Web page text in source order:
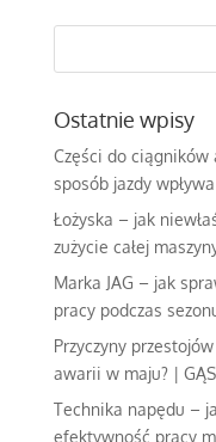
Ostatnie wpisy
Części do
sposób jazdy
Łożyska – jak
zużycie całej
Marka JAG – jak
pracy podczas
Przyczyny
awarii w maju? |
Technika napędu –
efektywność pracy